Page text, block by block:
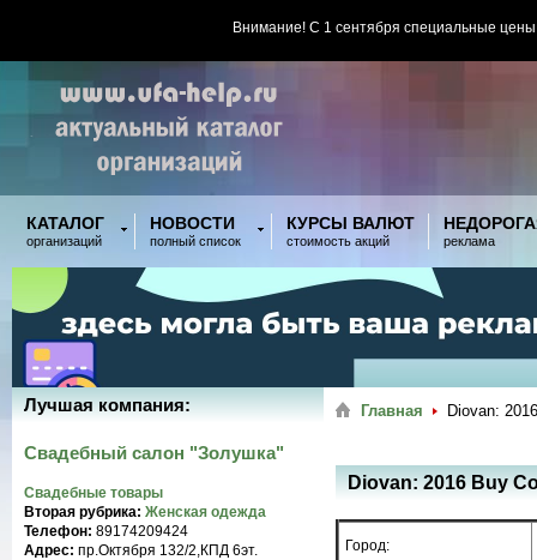
Внимание! С 1 сентября специальные
КАТАЛОГ
организаций
НОВОСТИ
полный список
КУРСЫ ВАЛЮТ
стоимость акций реклама
Главная Diovan:
Diovan: 2016 Buy
Город:
Лучшая компания:
Свадебный салон "Золушка"
Свадебные товары
Вторая рубрика: Женская одежда
Телефон: 89174209424
Адрес: пр.Октября 132/2,КПД 6эт.